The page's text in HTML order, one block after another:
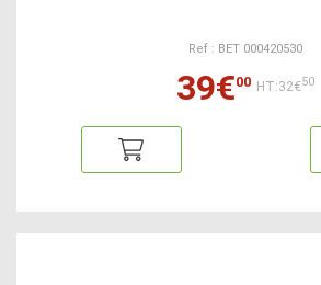
Ref : BET 000420530
39€00 HT:32€50